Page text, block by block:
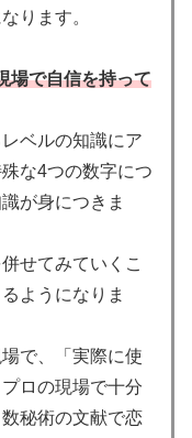
ります。
で自信を持って
ベルの知識にア
な4つの数字につ
が身につきま
せてみていくこ
ようになりま
で、「実際に使
ロの現場で十分
秘術の文献で恋